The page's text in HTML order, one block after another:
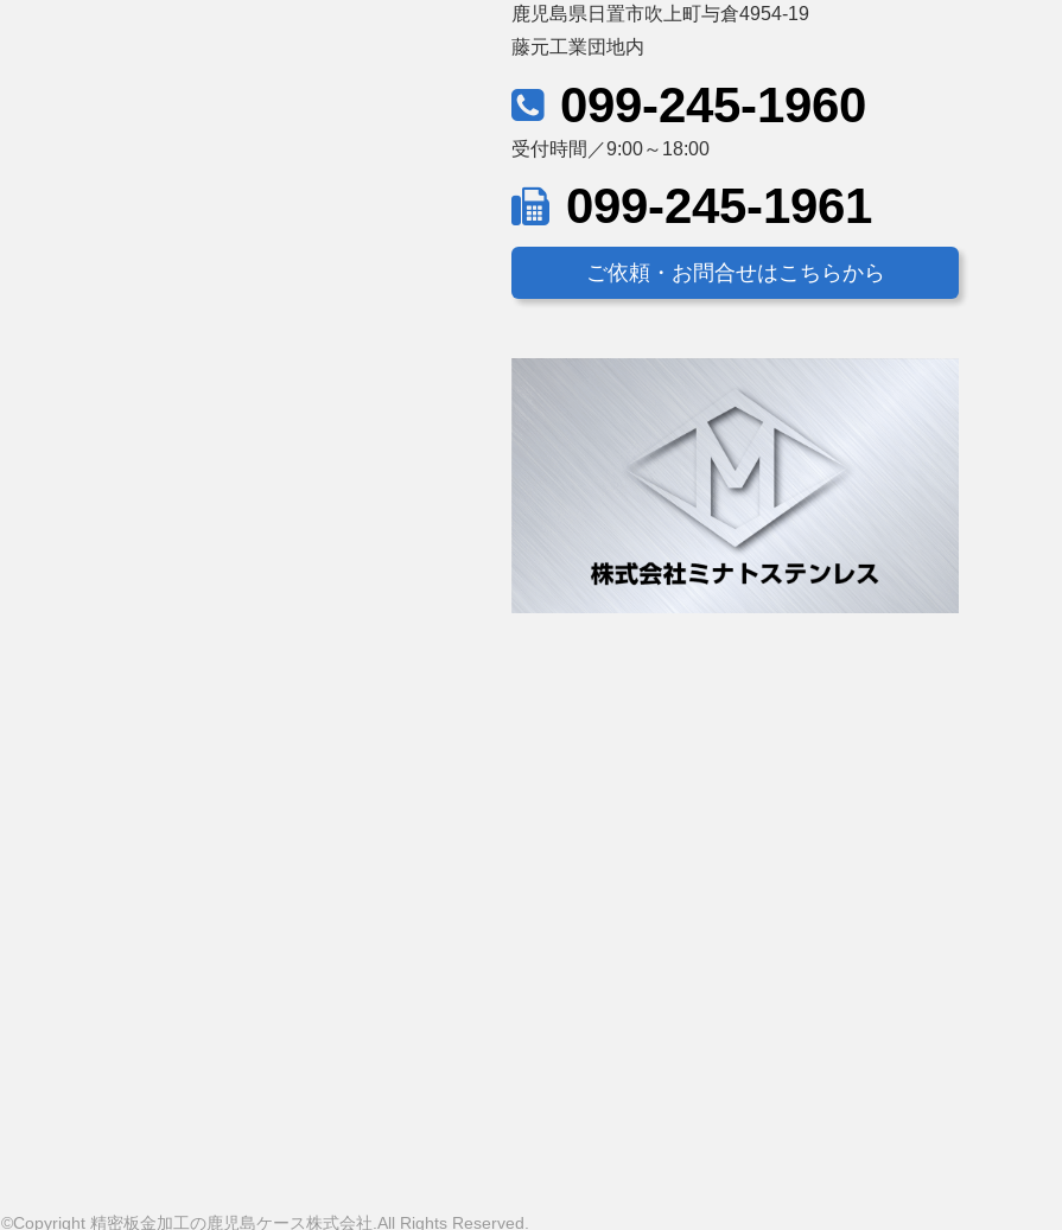
鹿児島県日置市吹上町与倉4954-19
藤元工業団地内
099-245-1960
受付時間／9:00～18:00
099-245-1961
ご依頼・お問合せはこちらから
©Copyright 精密板金加工の鹿児島ケース株式会社.All Rights Reserved.